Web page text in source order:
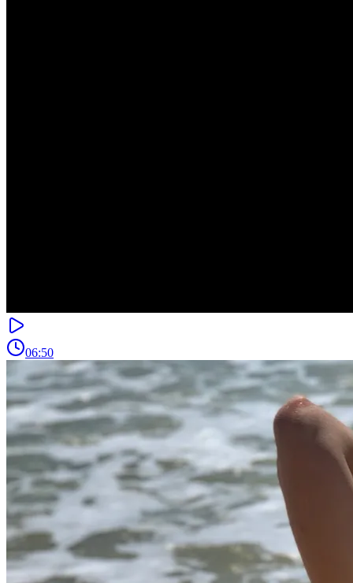
06:50